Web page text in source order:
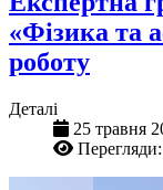
«Фізика та
роботу
Деталі
25 травня